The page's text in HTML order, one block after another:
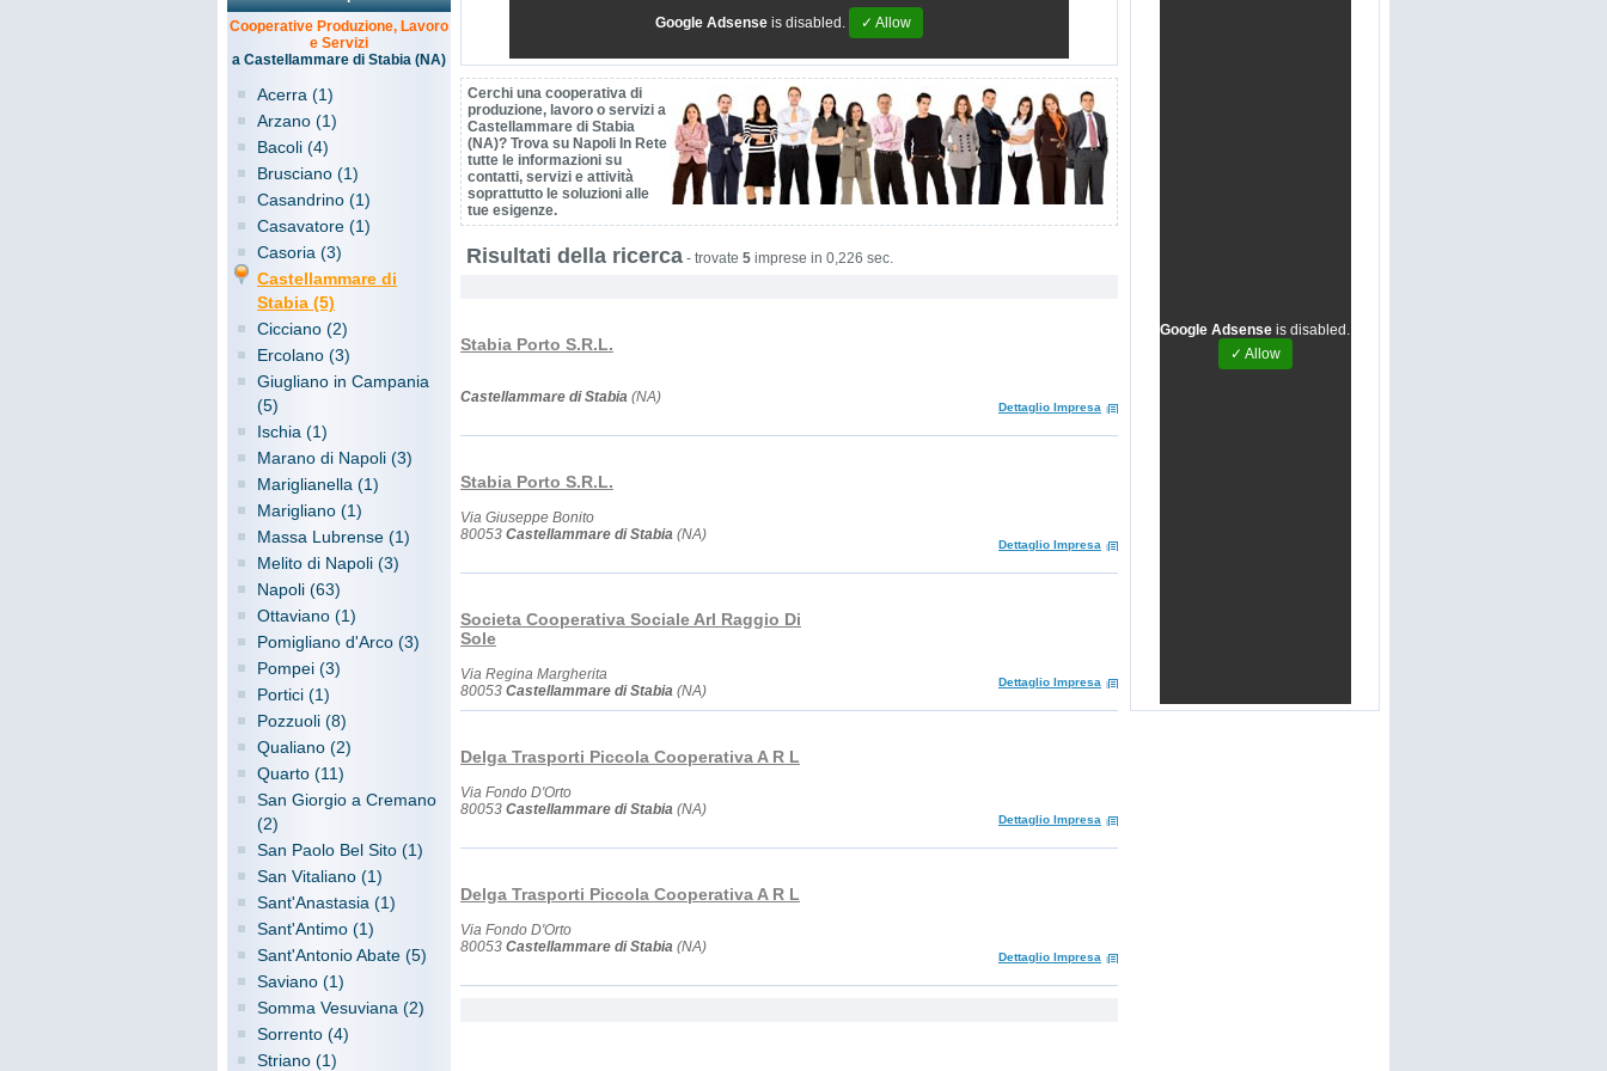
Cooperative Produzione, Lavoro
e Servizi
a Castellammare di Stabia (NA)
Acerra (1)
Arzano (1)
Bacoli (4)
Brusciano (1)
Casandrino (1)
Casavatore (1)
Casoria (3)
Castellammare di
Stabia (5)
Cicciano (2)
Ercolano (3)
Giugliano in Campania
(5)
Ischia (1)
Marano di Napoli (3)
Mariglianella (1)
Marigliano (1)
Massa Lubrense (1)
Melito di Napoli (3)
Napoli (63)
Ottaviano (1)
Pomigliano d'Arco (3)
Pompei (3)
Portici (1)
Pozzuoli (8)
Qualiano (2)
Quarto (11)
San Giorgio a Cremano
(2)
San Paolo Bel Sito (1)
San Vitaliano (1)
Sant'Anastasia (1)
Sant'Antimo (1)
Sant'Antonio Abate (5)
Saviano (1)
Somma Vesuviana (2)
Sorrento (4)
Striano (1)
Google Adsense is disabled. ✓ Allow
Cerchi una cooperativa di
produzione, lavoro o servizi a
Castellammare di Stabia
(NA)? Trova su Napoli In Rete
tutte le informazioni su
contatti, servizi e attività
soprattutto le soluzioni alle
tue esigenze.
Risultati della ricerca - trovate 5 imprese in 0,226 sec.
Stabia Porto S.R.L.
Castellammare di Stabia (NA)
Dettaglio Impresa
Stabia Porto S.R.L.
Via Giuseppe Bonito
80053 Castellammare di Stabia (NA)
Dettaglio Impresa
Societa Cooperativa Sociale Arl Raggio Di
Sole
Via Regina Margherita
80053 Castellammare di Stabia (NA)
Dettaglio Impresa
Delga Trasporti Piccola Cooperativa A R L
Via Fondo D'Orto
80053 Castellammare di Stabia (NA)
Dettaglio Impresa
Delga Trasporti Piccola Cooperativa A R L
Via Fondo D'Orto
80053 Castellammare di Stabia (NA)
Dettaglio Impresa
Google Adsense is disabled.
✓ Allow